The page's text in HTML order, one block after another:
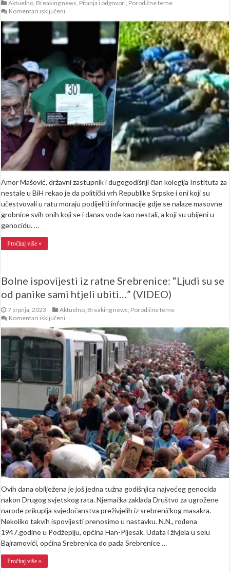
Aktuelno Breaking news Pitanja i odgovori Porodične teme
Komentari isključeni
koju
Škorpioni
pronašli
smo
u
vrećama
iz
2000.
godine”
Amor Mašović, državni zastupnik i dugogodišnji član kolegija Instituta za
nestale u BiH rekao je da politički vrh Republike Srpske i oni koji su
učestvovali u ratu moraju podijeliti informacije gdje se nalaze masovne
grobnice svih onih koji se i danas vode kao nestali, a koji su ubijeni u
genocidu. …
Pročitaj više »
Bolne ispovijesti iz ratne Srebrenice: “Ljudi su se
od panike sami htjeli ubiti…” (VIDEO)
7 srpnja, 2023 Aktuelno Breaking news Porodične teme
Komentari isključeni
ispovijesti
iz
ratne
Srebrenice:
“Ljudi
su
od
panike
sami
htjeli
ubiti…”
(VIDEO)
Ovih dana obilježena je još jedna tužna godišnjica najvećeg genocida
nakon Drugog svjetskog rata. Njemačka zaklada Društvo za ugrožene
narode prikuplja svjedočanstva preživjelih iz srebreničkog masakra.
Nekoliko takvih ispovijesti prenosimo u nastavku. N.N., rođena
1947.godine u Podžeplju, općina Han-Pijesak. Udata i živjela u selu
Bajramovići, općina Srebrenica do pada Srebrenice …
Pročitaj više »